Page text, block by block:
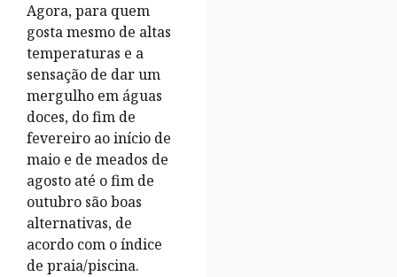
Agora, para quem
gosta mesmo de altas
temperaturas e a
sensação de dar um
mergulho em águas
doces, do fim de
fevereiro ao início de
maio e de meados de
agosto até o fim de
outubro são boas
alternativas, de
acordo com o índice
de praia/piscina.